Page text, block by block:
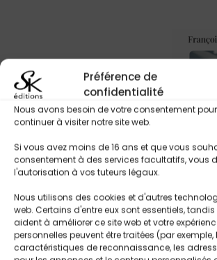
Préférence de
confidentialité
Nous avons besoin de votre consentement
continuer à visiter notre site web.
Si vous avez moins de 16 ans et que vous
consentement à des services facultatifs, vous
l'autorisation à vos tuteurs légaux.
Nous utilisons des cookies et d'autres
web. Certains d'entre eux sont essentiels,
aident à améliorer ce site web et votre
personnelles peuvent être traitées (par exemple,
caractéristiques de reconnaissance, les
Françoise Gosselin(14)
Harmony Krueger(1)